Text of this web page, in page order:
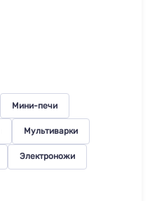
Мини-печи
Мультиварки
Электроножи